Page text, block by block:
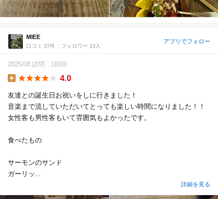
MIEE
口コミ 37件 フォロワー 13人
アプリでフォロー
2025/08 訪問 1回目
4.0
友達との誕生日お祝いをしに行きました！
音楽まで流していただいてとっても楽しい時間になりました！！
女性客も男性客もいて雰囲気もよかったです。
食べたもの
サーモンのサンド
ガーリッ...
詳細を見る